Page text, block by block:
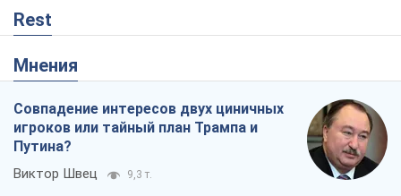
Rest
Мнения
Совпадение интересов двух циничных
игроков или тайный план Трампа и
Путина?
Виктор Швец 9,3 т.